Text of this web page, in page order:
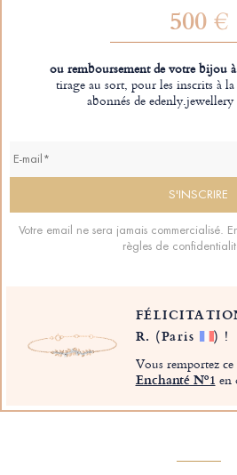
500 €
ou remboursement de votre bijou
tirage au sort, pour les inscrits à
abonnés de edenly.jewellery
Votre email ne sera jamais commercialisé.
règles de
R. (Paris ) !
Vous remportez
Enchanté Nº1 en